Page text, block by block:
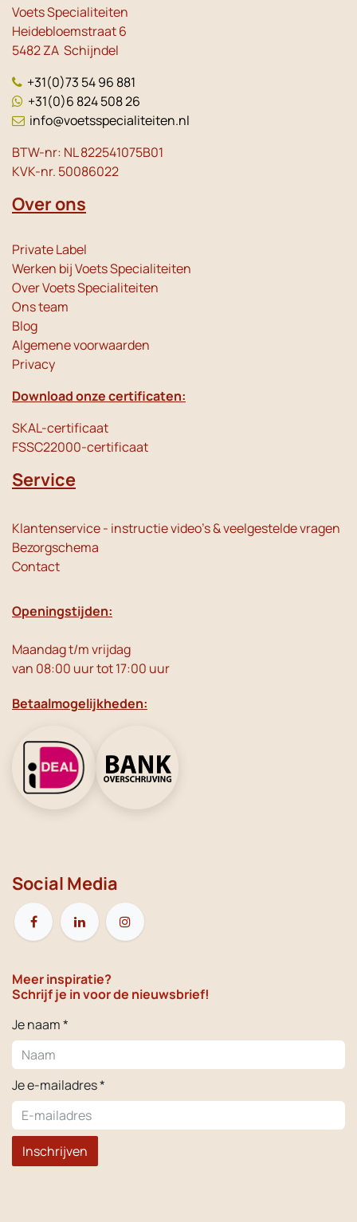
Voets Specialiteiten
Heidebloemstraat 6
5482 ZA Schijndel
+31(0)73 54 96 881
+31(0)6 824 508 26
info@voetsspecialiteiten.nl
BTW-nr: NL 822541075B01
KVK-nr. 50086022
Over ons
Private Label
Werken bij Voets Specialiteiten
Over Voets Specialiteiten
Ons team
Blog
Algemene voorwaarden
Privacy
Download onze certificaten:
SKAL-certificaat
FSSC22000-certificaat
Service
Klantenservice - instructie video's & veelgestelde vragen
Bezorgschema
Contact
Openingstijden:
Maandag t/m vrijdag
van 08:00 uur tot 17:00 uur
Betaalmogelijkheden:
Social Media
Meer inspiratie?
Schrijf je in voor de nieuwsbrief!
Je naam *
Je e-mailadres *
Inschrijven